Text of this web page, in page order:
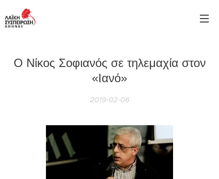
Ο Νίκος Σοφιανός σε τηλεμαχία στον
«Ιανό»
2019-02-06